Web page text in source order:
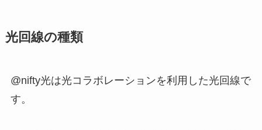
光回線の種類
@nifty光は光コラボレーションを利用した光回線で
す。